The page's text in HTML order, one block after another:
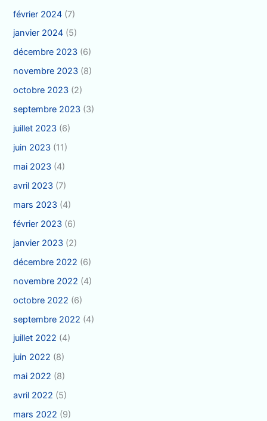
février 2024 (7)
janvier 2024 (5)
décembre 2023 (6)
novembre 2023 (8)
octobre 2023 (2)
septembre 2023 (3)
juillet 2023 (6)
juin 2023 (11)
mai 2023 (4)
avril 2023 (7)
mars 2023 (4)
février 2023 (6)
janvier 2023 (2)
décembre 2022 (6)
novembre 2022 (4)
octobre 2022 (6)
septembre 2022 (4)
juillet 2022 (4)
juin 2022 (8)
mai 2022 (8)
avril 2022 (5)
mars 2022 (9)